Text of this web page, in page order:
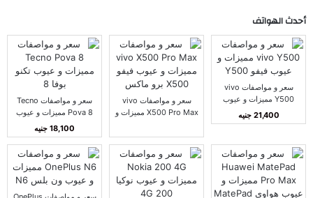
أحدث الهواتف
سعر و مواصفات vivo
Y500 مميزات و عيوب
فيفو Y500
21,400 جنيه
سعر و مواصفات vivo
X500 Pro Max مميزات و
ماكس
سعر و مواصفات Tecno
Pova 8 مميزات و عيوب
تكنو بوفا 8
18,100 جنيه